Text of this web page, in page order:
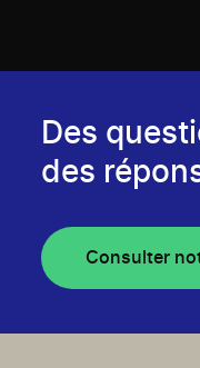
Des
des
Consulter